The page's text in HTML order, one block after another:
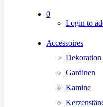
0
Login to
Accessoires
Dekoration
Gardinen
Kamine